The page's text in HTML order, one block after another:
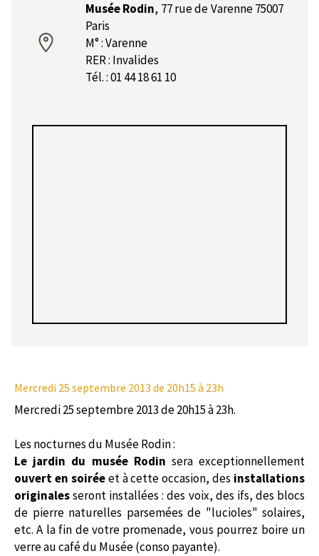
Musée Rodin, 77 rue de Varenne 75007
Paris
M° : Varenne
RER : Invalides
Tél. : 01 44 18 61 10
Mercredi 25 septembre 2013 de 20h15 à 23h
Mercredi 25 septembre 2013 de 20h15 à 23h.
Les nocturnes du Musée Rodin :
Le jardin du musée Rodin sera exceptionnellement
ouvert en soiréeet à cette occasion, des installations
originalesseront installées : des voix, des ifs, des blocs
de pierre naturelles parsemées de "lucioles" solaires,
etc. A la fin de votre promenade, vous pourrez boire un
verre au café du Musée (conso payante).